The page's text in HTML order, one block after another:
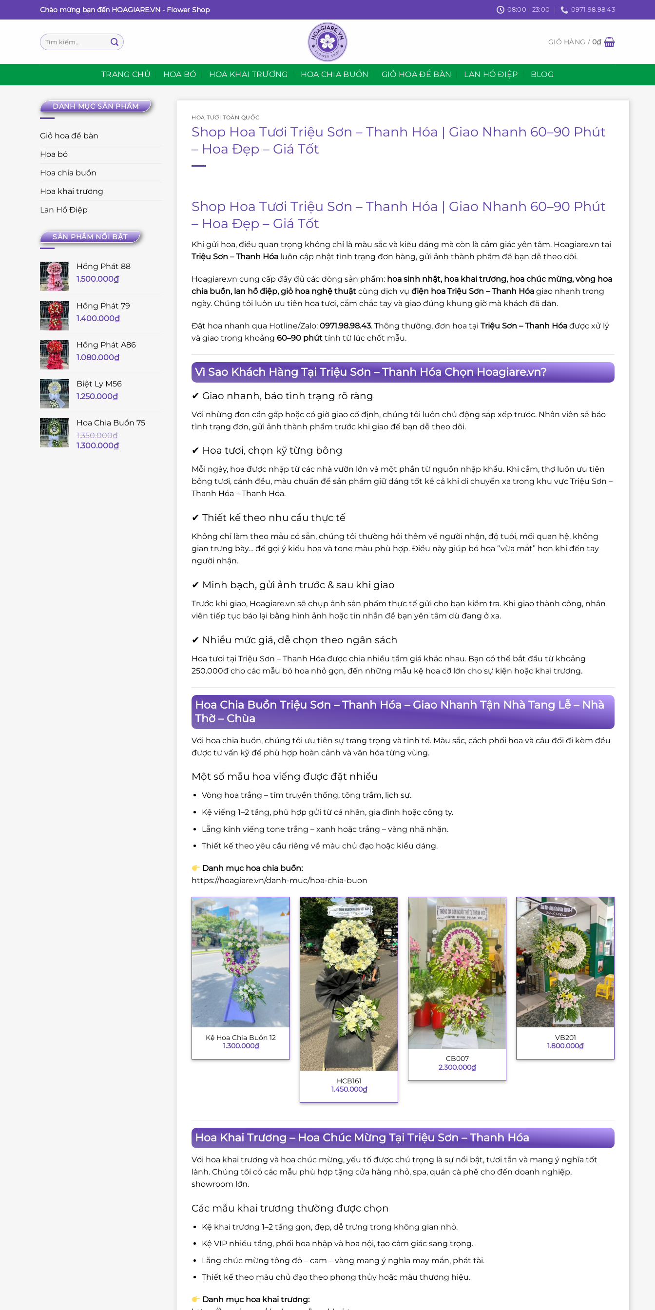
qua
Chào mừng bạn đến HOAGIARE.VN - Flower Shop 08:00 - 23:00 0971.98.98.43
Tìm
kiếm:
GIỎ HÀNG /0₫
TRANG CHỦ HOA BÓ HOA KHAI TRƯƠNG HOA CHIA BUỒN GIỎ HOA ĐỂ BÀN LAN HỒ ĐIỆP BLOG
DANH MỤC SẢN PHẨM
Giỏ hoa để bàn
Hoa bó
Hoa chia buồn
Hoa khai trương
Lan Hồ Điệp
SẢN PHẨM NỔI BẬT
Hồng Phát 88
1.500.000₫
Hồng Phát 79
1.400.000₫
Hồng Phát A86
1.080.000₫
Biệt Ly M56
1.250.000₫
Hoa Chia Buồn 75
1.350.000₫
Giá
1.300.000₫Giá
HOA TƯƠI TOÀN QUỐC
Shop Hoa Tươi Triệu Sơn – Thanh Hóa | Giao Nhanh 60–90 Phút
– Hoa Đẹp – Giá Tốt
Shop Hoa Tươi Triệu Sơn – Thanh Hóa | Giao Nhanh 60–90 Phút
– Hoa Đẹp – Giá Tốt
Khi gửi hoa, điều quan trọng không chỉ là màu sắc và kiểu dáng mà còn là cảm giác yên tâm. Hoagiare.vn tại
Triệu Sơn – Thanh Hóa luôn cập nhật tình trạng đơn hàng, gửi ảnh thành phẩm để bạn dễ theo dõi.
Hoagiare.vn cung cấp đầy đủ các dòng sản phẩm: hoa sinh nhật, hoa khai trương, hoa chúc mừng, vòng hoa
chia buồn, lan hồ điệp, giỏ hoa nghệ thuật cùng dịch vụ điện hoa Triệu Sơn – Thanh Hóa giao nhanh trong
ngày. Chúng tôi luôn ưu tiên hoa tươi, cắm chắc tay và giao đúng khung giờ mà khách đã dặn.
Đặt hoa nhanh qua Hotline/Zalo: 0971.98.98.43. Thông thường, đơn hoa tại Triệu Sơn – Thanh Hóa được xử lý
và giao trong khoảng 60–90 phút tính từ lúc chốt mẫu.
Vì Sao Khách Hàng Tại Triệu Sơn – Thanh Hóa Chọn Hoagiare.vn?
✔ Giao nhanh, báo tình trạng rõ ràng
Với những đơn cần gấp hoặc có giờ giao cố định, chúng tôi luôn chủ động sắp xếp trước. Nhân viên sẽ báo
tình trạng đơn, gửi ảnh thành phẩm trước khi giao để bạn dễ theo dõi.
✔ Hoa tươi, chọn kỹ từng bông
Mỗi ngày, hoa được nhập từ các nhà vườn lớn và một phần từ nguồn nhập khẩu. Khi cắm, thợ luôn ưu tiên
bông tươi, cánh đều, màu chuẩn để sản phẩm giữ dáng tốt kể cả khi di chuyển xa trong khu vực Triệu Sơn –
Thanh Hóa – Thanh Hóa.
✔ Thiết kế theo nhu cầu thực tế
Không chỉ làm theo mẫu có sẵn, chúng tôi thường hỏi thêm về người nhận, độ tuổi, mối quan hệ, không
gian trưng bày… để gợi ý kiểu hoa và tone màu phù hợp. Điều này giúp bó hoa “vừa mắt” hơn khi đến tay
người nhận.
✔ Minh bạch, gửi ảnh trước & sau khi giao
Trước khi giao, Hoagiare.vn sẽ chụp ảnh sản phẩm thực tế gửi cho bạn kiểm tra. Khi giao thành công, nhân
viên tiếp tục báo lại bằng hình ảnh hoặc tin nhắn để bạn yên tâm dù đang ở xa.
✔ Nhiều mức giá, dễ chọn theo ngân sách
Hoa tươi tại Triệu Sơn – Thanh Hóa được chia nhiều tầm giá khác nhau. Bạn có thể bắt đầu từ khoảng
250.000đ cho các mẫu bó hoa nhỏ gọn, đến những mẫu kệ hoa cỡ lớn cho sự kiện hoặc khai trương.
Hoa Chia Buồn Triệu Sơn – Thanh Hóa – Giao Nhanh Tận Nhà Tang Lễ – Nhà
Thờ – Chùa
Với hoa chia buồn, chúng tôi ưu tiên sự trang trọng và tinh tế. Màu sắc, cách phối hoa và câu đối đi kèm đều
được tư vấn kỹ để phù hợp hoàn cảnh và văn hóa từng vùng.
Một số mẫu hoa viếng được đặt nhiều
Vòng hoa trắng – tím truyền thống, tông trầm, lịch sự.
Kệ viếng 1–2 tầng, phù hợp gửi từ cá nhân, gia đình hoặc công ty.
Lẵng kính viếng tone trắng – xanh hoặc trắng – vàng nhã nhặn.
Thiết kế theo yêu cầu riêng về màu chủ đạo hoặc kiểu dáng.
Danh mục hoa chia buồn:
https://hoagiare.vn/danh-muc/hoa-chia-buon
+Kệ Hoa Chia Buồn 12
1.300.000₫
HCB161
1.450.000₫
CB007
2.300.000₫
VB201
1.800.000₫
Hoa Khai Trương – Hoa Chúc Mừng Tại Triệu Sơn – Thanh Hóa
Với hoa khai trương và hoa chúc mừng, yếu tố được chú trọng là sự nổi bật, tươi tắn và mang ý nghĩa tốt
lành. Chúng tôi có các mẫu phù hợp tặng cửa hàng nhỏ, spa, quán cà phê cho đến doanh nghiệp,
showroom lớn.
Các mẫu khai trương thường được chọn
Kệ khai trương 1–2 tầng gọn, đẹp, dễ trưng trong không gian nhỏ.
Kệ VIP nhiều tầng, phối hoa nhập và hoa nội, tạo cảm giác sang trọng.
Lẵng chúc mừng tông đỏ – cam – vàng mang ý nghĩa may mắn, phát tài.
Thiết kế theo màu chủ đạo theo phong thủy hoặc màu thương hiệu.
Danh mục hoa khai trương: